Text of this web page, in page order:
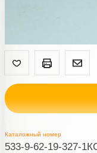
Каталожный номер
533-9-62-19-327-